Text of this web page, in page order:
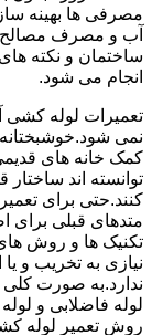
مصرفی ها بهینه
آب و مصرف مصالح و
ساختمان و نکته
انجام می شود.
تعمیرات لوله کشی
نمی
کمک خانه های
توانسته اند
کنند.حتی برای
متدهای قبلی برای
تکنیک ها و روش
نیازی به تخریب و یا
ندارد.به صورت کلی
لوله فاضلابی و
روش تعمیر لوله